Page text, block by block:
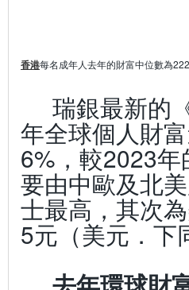
香港每名成年人去年的財富中位數為
瑞銀最新的
年全球個人財
6%，較2023
要由中歐及北
士最高，其次
5元（美元．下